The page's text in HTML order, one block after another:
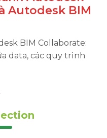
Autodesk BIM
BIM Collaborate:
data, các quy trình